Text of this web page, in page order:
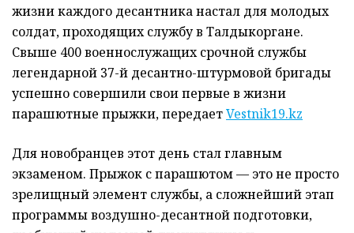
жизни каждого десантника настал для молодых
солдат, проходящих службу в Талдыкоргане.
Свыше 400 военнослужащих срочной службы
легендарной 37-й десантно-штурмовой бригады
успешно совершили свои первые в жизни
парашютные прыжки, передаетVestnik19.kz
Для новобранцев этот день стал главным
экзаменом. Прыжок с парашютом — это не просто
зрелищный элемент службы, а сложнейший этап
программы воздушно-десантной подготовки,